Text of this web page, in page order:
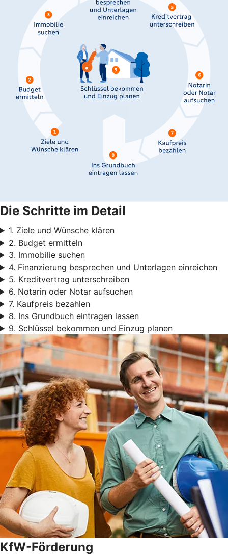
Die Schritte im Detail
1. Ziele und Wünsche klären
2. Budget ermitteln
3. Immobilie suchen
4. Finanzierung besprechen und Unterlagen einreichen
5. Kreditvertrag unterschreiben
6. Notarin oder Notar aufsuchen
7. Kaufpreis bezahlen
8. Ins Grundbuch eintragen lassen
9. Schlüssel bekommen und Einzug planen
KfW-Förderung